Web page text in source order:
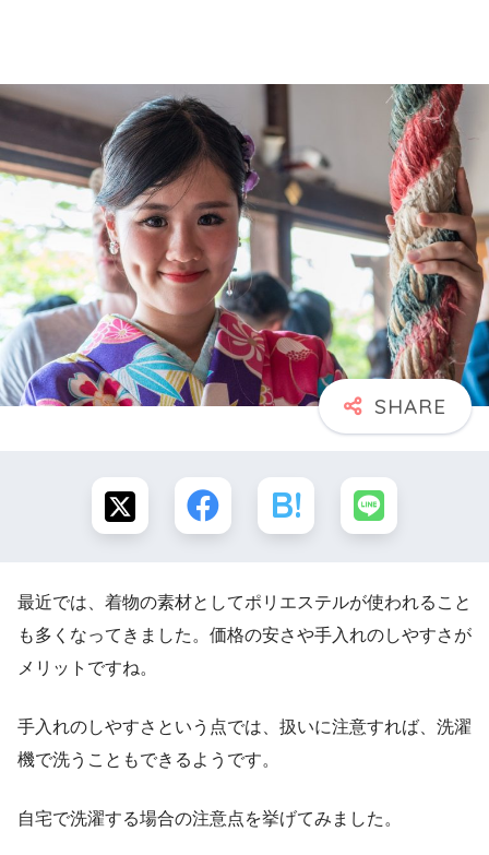
最近では、着物の素材としてポリエステルが使われること
も多くなってきました。価格の安さや手入れのしやすさが
メリットですね。
手入れのしやすさという点では、扱いに注意すれば、洗濯
機で洗うこともできるようです。
自宅で洗濯する場合の注意点を挙げてみました。